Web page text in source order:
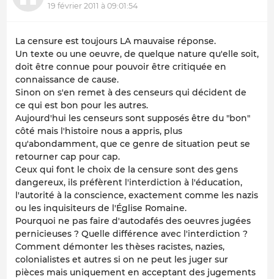
19 février 2011 à 09:01:54
La censure est toujours LA mauvaise réponse.
Un texte ou une oeuvre, de quelque nature qu'elle soit,
doit être connue pour pouvoir être critiquée en
connaissance de cause.
Sinon on s'en remet à des censeurs qui décident de
ce qui est bon pour les autres.
Aujourd'hui les censeurs sont supposés être du "bon"
côté mais l'histoire nous a appris, plus
qu'abondamment, que ce genre de situation peut se
retourner cap pour cap.
Ceux qui font le choix de la censure sont des gens
dangereux, ils préfèrent l'interdiction à l'éducation,
l'autorité à la conscience, exactement comme les nazis
ou les inquisiteurs de l'Église Romaine.
Pourquoi ne pas faire d'autodafés des oeuvres jugées
pernicieuses ? Quelle différence avec l'interdiction ?
Comment démonter les thèses racistes, nazies,
colonialistes et autres si on ne peut les juger sur
pièces mais uniquement en acceptant des jugements